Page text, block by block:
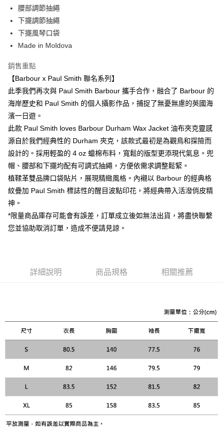
【關於「AFTEE先享後付」】
AFTEE先享後付是「在收到商品之後才付款」的支付方式。 讓您購物簡單
便利好安心！
２．便利：只要手機號碼，簡訊認證，即可結帳。
３．安心：先確認商品／服務後，再付款。
【「AFTEE先享後付」結帳流程】
結帳頁面，進行簡訊認證並確認金額後，即可完成結帳。
２．訂單成立數日內，您將收到繳費通知簡訊。
３．收到繳費通知簡訊後14天內，點擊此簡訊中的連結，可透過四大超商／
ATM／網路銀行／等多元方式進行付款，方視為交易完成。
※ 請注意：結帳手續完成當下不需立刻繳費，但若您需要取消訂單，請聯絡
購買商品的店家。未經商家同意取消之訂單仍視為有效，需透過AFTEE先享
※ 交易是否成功請以「AFTEE先享後付 」之結帳頁面顯示為準，若有關於
是否繳費成功／繳費後需取消欲退款等相關疑問，請聯繫「AFTEE先享後付
客戶支援中心」
https://netprotections.freshdesk.com/support/home
【注意事項】
１．透過由恩沛科技股份有限公司提供之「AFTEE先享後付」服務完成之交
易，需依本服務之必要範圍內提供個人資料，並將交易相關給付款項請求債
權轉讓予恩沛科技股份有限公司。
「AFTEE先享後付」，若未經同意申辦者引起之損失，本公司不負相關責
５．嚴禁一人註冊多個帳號或使用他人資訊註冊。若發現惡意使用之情形，
恩沛科技股份有限公司將有權停止該用戶之使用額度並採取法律行動。
ATM付款
黑貓宅急便配送到府
每筆NT$120，滿NT$3,000(含以上)免運費
腰部調節抽繩
下擺調節抽繩
下擺風琴口袋
Made in Moldova
銷售重點
【Barbour x Paul Smith 聯名系列】
此季我們再次與 Paul Smith Barbour 攜手合作，融合了 Barbour 的
海岸歷史和 Paul Smith 的個人攝影作品，捕捉了無憂無慮的英國海
濱一日遊。
此款 Paul Smith loves Barbour Durham Wax Jacket 油布夾克靈感
源自於我們經典性的 Durham 夾克，該款式最初是為觀鳥和探險而
設計的。採用輕盈的 4 oz 蠟棉布料，寬鬆的版型更添現代氣息。兜
帽、腰部和下擺均配有可調式抽繩，方便依需求調整鬆緊。
植鞣革雙品牌口袋貼片，展現精緻風格。內襯以 Barbour 的經典格
紋疊加 Paul Smith 標誌性的醒目波點印花，將經典帶入活潑俏皮精
神。
*限量商品庫存可能會有誤差，訂單成立後如無法出貨，將盡快聯繫
您並協助取消訂單，造成不便請見諒。
詳細說明 商品規格 相關推薦